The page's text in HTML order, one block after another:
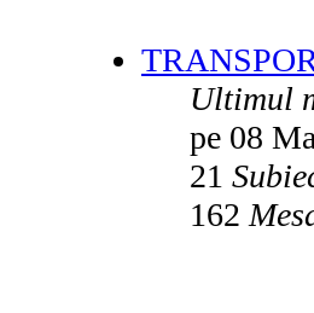
Ultimul
pe 08
21
162